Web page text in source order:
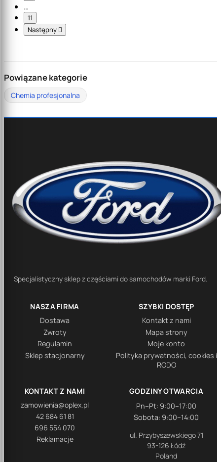
…
11
Następny 
Powiązane kategorie
Chemia profesjonalna
Specjalistyczny sklep z częściami do samochodów marki Ford.
NASZA FIRMA
Dostawa
Zwroty
Regulamin
Sklep stacjonarny
SZYBKI DOSTĘP
Kontakt z nami
Mapa strony
Moje konto
Polityka prywatności, cookies i
RODO
KONTAKT Z NAMI
zamowienia@oplex.pl
42 684 61 81
696 554 070
Reklamacje
GODZINY OTWARCIA
Pn–Pt: 9:00–17:00
Sobota: 9:00–14:00
ul. Przybyszewskiego 71
93-126 Łódź
Poland